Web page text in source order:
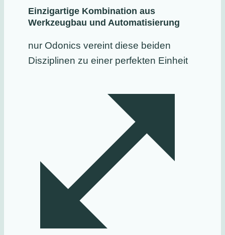
Einzigartige Kombination aus
Werkzeugbau und Automatisierung
nur Odonics vereint diese beiden
Disziplinen zu einer perfekten Einheit